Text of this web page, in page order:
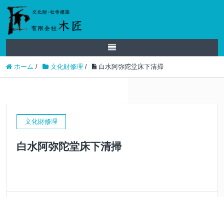
ホーム / 文化財修理 / 白水阿弥陀堂床下清掃
文化財修理
白水阿弥陀堂床下清掃